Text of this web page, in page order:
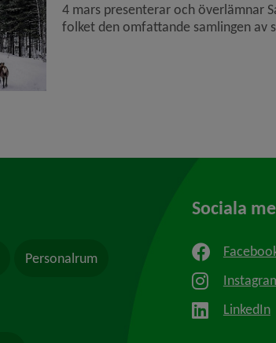
4 mars presenterar och överlämnar
folket den omfattande samlingen av
Personalrum
Sociala
LinkedIn